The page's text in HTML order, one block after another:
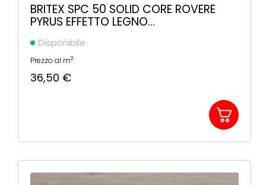
BRITEX SPC 50 SOLID CORE ROVERE
PYRUS EFFETTO LEGNO
Disponibile
Prezzo al m2:
36,50 €